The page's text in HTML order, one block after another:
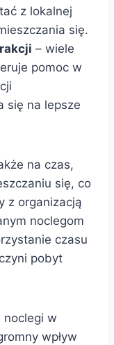
z lokalnej
się.
– wiele
pomoc w
się na lepsze
na czas,
się, co
z organizacją
noclegom
czasu
pobyt
w
wpływ